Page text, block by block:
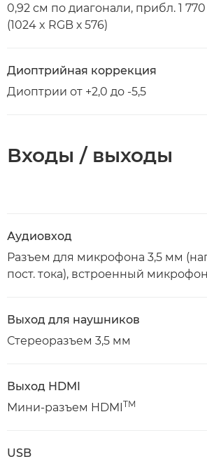
0,92 см по диагонали, прибл. 1
(1024 x RGB х 576)
Диоптрийная коррекция
Диоптрии от +2,0 до -5,5
Входы / выходы
Аудиовход
Разъем для микрофона 3,5 мм
пост. тока), встроенный микрофон
Выход для наушников
Стереоразъем 3,5 мм
Выход HDMI
Мини-разъем HDMITM
USB